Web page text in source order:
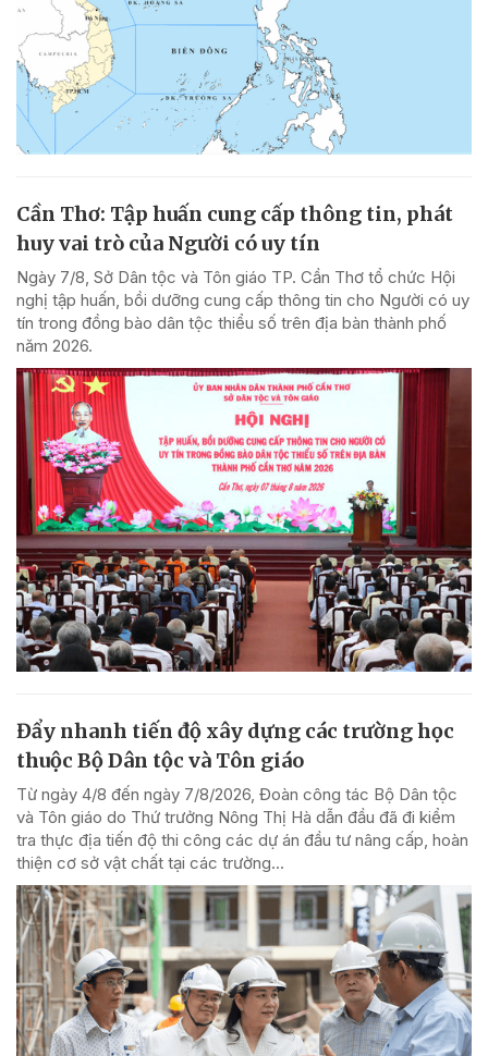
Cần Thơ: Tập huấn cung cấp thông tin, phát
huy vai trò của Người có uy tín
Ngày 7/8, Sở Dân tộc và Tôn giáo TP. Cần Thơ tổ chức Hội
nghị tập huấn, bồi dưỡng cung cấp thông tin cho Người có uy
tín trong đồng bào dân tộc thiểu số trên địa bàn thành phố
năm 2026.
Đẩy nhanh tiến độ xây dựng các trường học
thuộc Bộ Dân tộc và Tôn giáo
Từ ngày 4/8 đến ngày 7/8/2026, Đoàn công tác Bộ Dân tộc
và Tôn giáo do Thứ trưởng Nông Thị Hà dẫn đầu đã đi kiểm
tra thực địa tiến độ thi công các dự án đầu tư nâng cấp, hoàn
thiện cơ sở vật chất tại các trường...